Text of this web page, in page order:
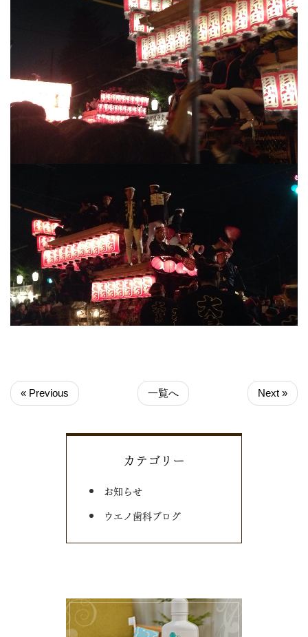
« Previous 一覧へ Next »
カテゴリー
お知らせ
ウエノ歯科ブログ